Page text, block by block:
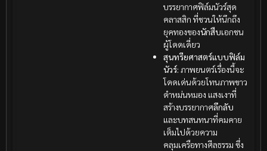
บรรยากาศฟิล์มนัวร์สุด
คลาสสิก ที่ชวนให้นึกถึง
ยุคทองของนักสืบเอกชน
ผู้โดดเดี่ยว
สุนทรียศาสตร์แบบฟิล์ม
นัวร์: ภาพยนตร์เรื่องนี้จะ
โดดเด่นด้วยโทนภาพขาว
ดำหม่นหมอง แสงเงาที่
สร้างบรรยากาศลึกลับ
และบทสนทนาที่คมคาย
เต็มไปด้วยความ
คลุมเครือทางศีลธรรม ซึ่ง